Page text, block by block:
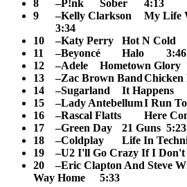
8
–P!nk Sober
4:13
9
–Kelly Clarkson
My Life
3:34
10
–Katy Perry Hot N Cold
11
–Beyoncé Halo
3:46
12
–Adele Hometown Glory
13
–Zac Brown BandChicken
14
–Sugarland It Happens
15
–Lady AntebellumI Run
16
–Rascal Flatts Here
17
–Green Day 21 Guns 5:23
18
–Coldplay Life In
19
–U2 I'll Go Crazy If I Don't
20
–Eric Clapton And Steve
Way Home
5:33